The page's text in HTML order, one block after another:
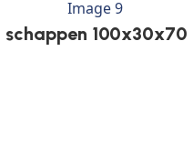
schappen 100x30x70